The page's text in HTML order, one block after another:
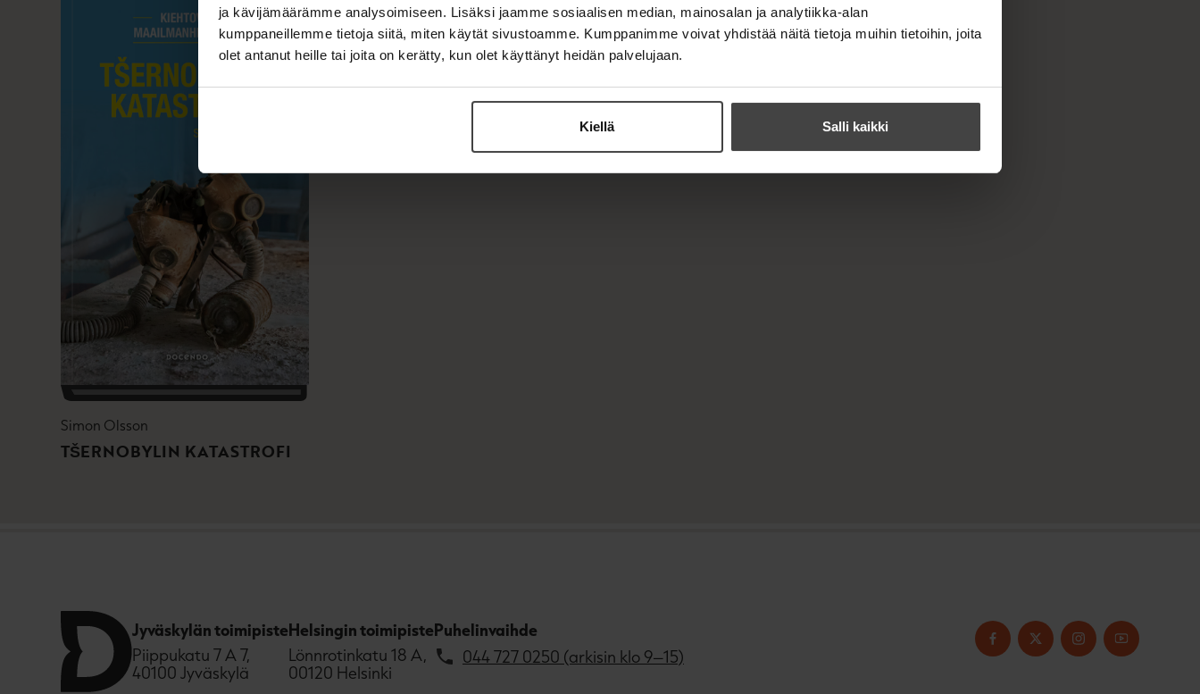
ja kävijämäärämme analysoimiseen. Lisäksi jaamme sosiaalisen median, mainosalan ja analytiikka-alan
kumppaneillemme tietoja siitä, miten käytät sivustoamme. Kumppanimme voivat yhdistää näitä tietoja muihin tietoihin, joita
olet antanut heille tai joita on kerätty, kun olet käyttänyt heidän palvelujaan.
Kiellä Salli kaikki
Simon Olsson
TŠERNOBYLIN KATASTROFI
Jyväskylän toimipiste
Piippukatu 7 A 7,
40100 Jyväskylä
Helsingin toimipiste
Lönnrotinkatu 18 A,
00120 Helsinki
Puhelinvaihde
044 727 0250 (arkisin klo 9–15)